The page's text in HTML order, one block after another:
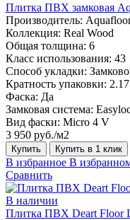
Плитка ПВХ замковая
Производитель:
Коллекция: Real Wood
Общая толщина: 6
Класс использования: 43
Способ укладки:
Кратность упаковки: 2.17
Фаска: Да
Замковая система:
Вид фаски: Micro 4 V
3 950 руб./м2
Купить Купить в 1 клик
В избранное В
Сравнить
В наличии
Плитка ПВХ Deart Floor